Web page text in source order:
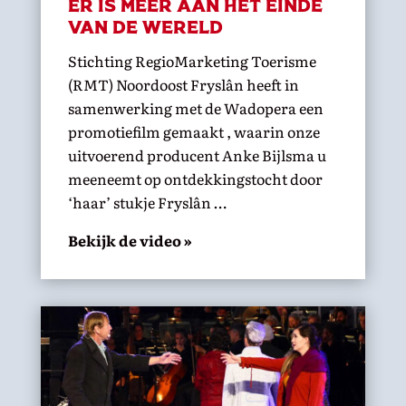
Er is meer aan het einde
van de wereld
Stichting RegioMarketing Toerisme
(RMT) Noordoost Fryslân heeft in
samenwerking met de Wadopera een
promotiefilm gemaakt , waarin onze
uitvoerend producent Anke Bijlsma u
meeneemt op ontdekkingstocht door
‘haar’ stukje Fryslân …
Bekijk de video »